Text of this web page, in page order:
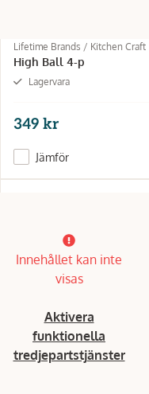
Lifetime Brands / Kitchen Craft
High Ball 4-p
Lagervara
349 kr
Jämför
Innehållet kan inte
visas
Aktivera
funktionella
tredjepartstjänster